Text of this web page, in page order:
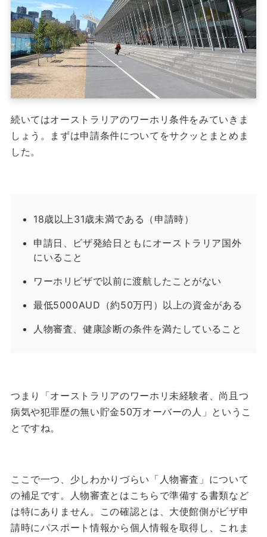
続いてはオーストラリアのワーホリ条件をみていきま
しょう。
まずは申請条件についてをサクッとまとめま
した。
18歳以上31歳未満である（申請時）
申請日、ビザ発給日ともにオーストラリア国外
にいること
ワーホリビザで以前に渡航したことがない
最低5000AUD（約50万円）以上の資金がある
人物審査、健康診断の条件を満たしていること
つまり「オーストラリアのワーホリ未経験者、尚且つ
病気や犯罪歴の無い貯金50万オーバーの人」というこ
とですね。
ここで一つ、少しわかりづらい「人物審査」について
の補足です。
人物審査とはこちらで準備する書類など
は特にありません。
この確認とは、大使館側がビザ申
請時にパスポート情報から個人情報を取得し、これま